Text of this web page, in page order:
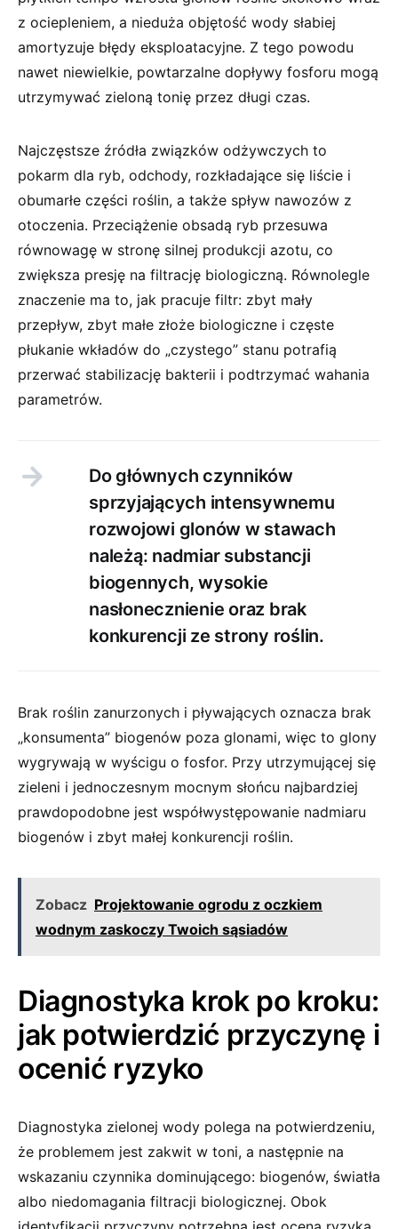
z ociepleniem, a nieduża objętość wody słabiej
amortyzuje błędy eksploatacyjne. Z tego powodu
nawet niewielkie, powtarzalne dopływy fosforu mogą
utrzymywać zieloną tonię przez długi czas.
Najczęstsze źródła związków odżywczych to
pokarm dla ryb, odchody, rozkładające się liście i
obumarłe części roślin, a także spływ nawozów z
otoczenia. Przeciążenie obsadą ryb przesuwa
równowagę w stronę silnej produkcji azotu, co
zwiększa presję na filtrację biologiczną. Równolegle
znaczenie ma to, jak pracuje filtr: zbyt mały
przepływ, zbyt małe złoże biologiczne i częste
płukanie wkładów do „czystego” stanu potrafią
przerwać stabilizację bakterii i podtrzymać wahania
parametrów.
Do głównych czynników
sprzyjających intensywnemu
rozwojowi glonów w stawach
należą: nadmiar substancji
biogennych, wysokie
nasłonecznienie oraz brak
konkurencji ze strony roślin.
Brak roślin zanurzonych i pływających oznacza brak
„konsumenta” biogenów poza glonami, więc to glony
wygrywają w wyścigu o fosfor. Przy utrzymującej się
zieleni i jednoczesnym mocnym słońcu najbardziej
prawdopodobne jest współwystępowanie nadmiaru
biogenów i zbyt małej konkurencji roślin.
Zobacz Projektowanie ogrodu z oczkiem
wodnym zaskoczy Twoich sąsiadów
Diagnostyka krok po kroku:
jak potwierdzić przyczynę i
ocenić ryzyko
Diagnostyka zielonej wody polega na potwierdzeniu,
że problemem jest zakwit w toni, a następnie na
wskazaniu czynnika dominującego: biogenów, światła
albo niedomagania filtracji biologicznej. Obok